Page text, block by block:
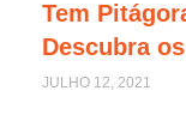
Tem
Descubra
JULHO 12, 2021